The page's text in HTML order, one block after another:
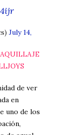
July 14,
de ver
en
uno de los